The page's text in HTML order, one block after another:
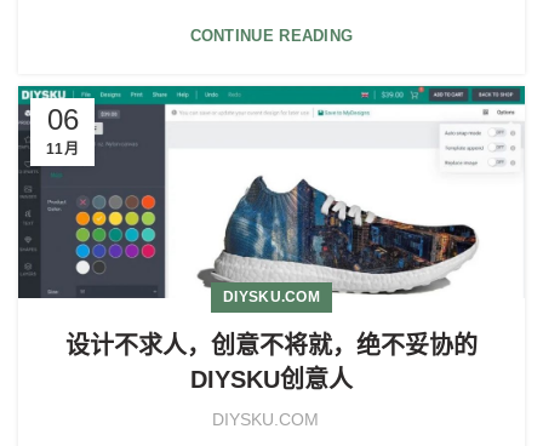
CONTINUE READING
06
11月
DIYSKU.COM
设计不求人，创意不将就，绝不妥协的
DIYSKU创意人
DIYSKU.COM